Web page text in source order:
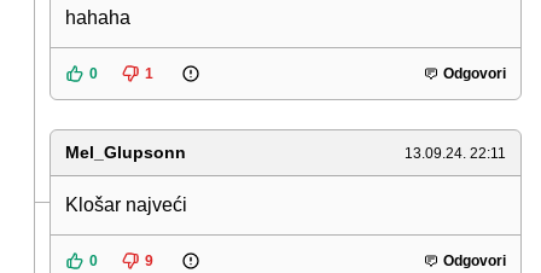
hahaha
0 1 Odgovori
Mel_Glupsonn 13.09.24. 22:11
Klošar najveći
0 9 Odgovori